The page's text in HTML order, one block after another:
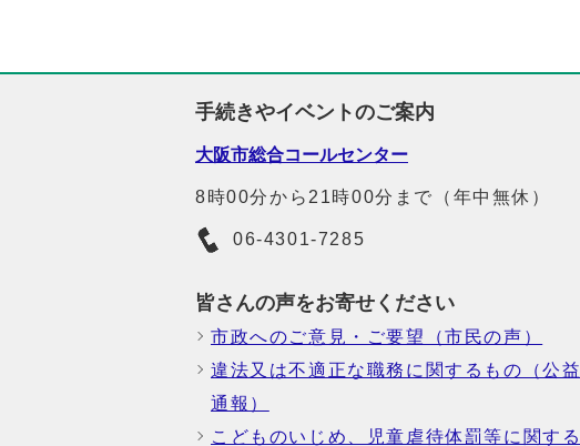
手続きやイベントのご案内
大阪市総合コールセンター
8時00分から21時00分まで（年中無休）
06-4301-7285
皆さんの声をお寄せください
市政へのご意見・ご要望（市民の声）
違法又は不適正な職務に関するもの（公益
通報）
こどものいじめ、児童虐待体罰等に関する